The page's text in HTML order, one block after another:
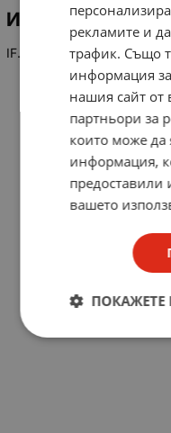
ИНФОРМАЦИЯ
IF. DEM.+SOUND+TUNING
рекламите и
трафик. Също
информация
нашия сайт от
партньори за
които може да
информация,
предоставили
вашето